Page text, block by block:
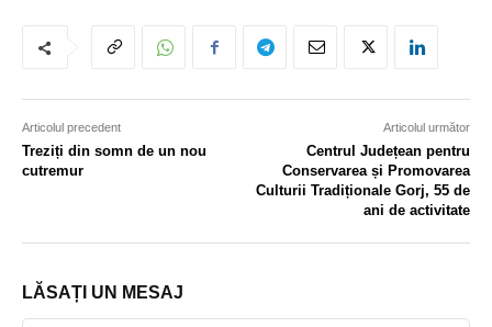
Articolul precedent
Treziți din somn de un nou
cutremur
Articolul următor
Centrul Județean pentru
Conservarea și Promovarea
Culturii Tradiționale Gorj, 55 de
ani de activitate
LĂSAȚI UN MESAJ